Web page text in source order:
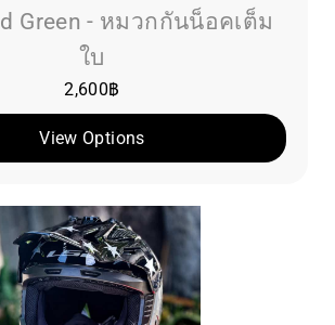
Green - หมวกกันน็อคเต็ม
ใบ
2,600฿
View Options